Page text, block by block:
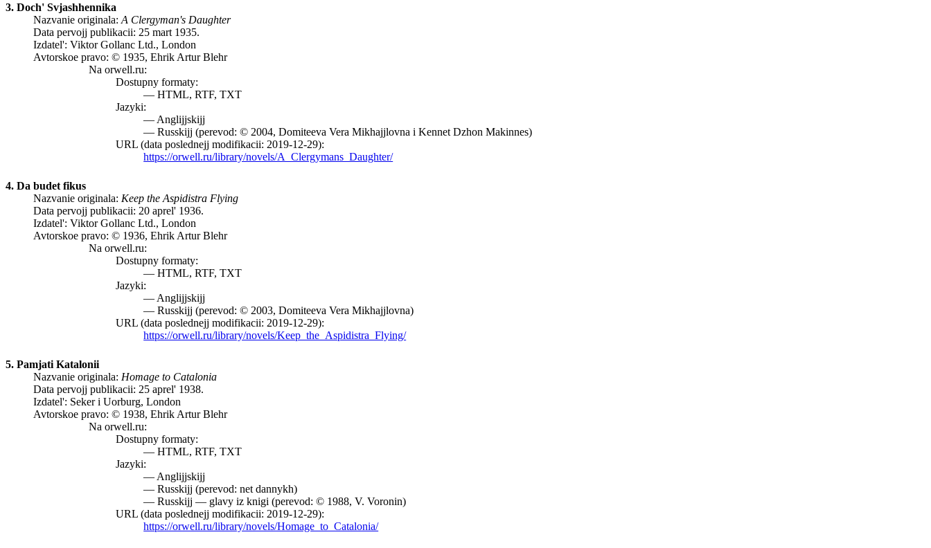
3. Doch' Svjashhennika
Nazvanie originala: A Clergyman's Daughter
Data pervojj publikacii: 25 mart 1935.
Izdatel': Viktor Gollanc Ltd., London
Avtorskoe pravo: © 1935, Ehrik Artur Blehr
Na orwell.ru:
Dostupny formaty:
— HTML, RTF, TXT
Jazyki:
— Anglijjskijj
— Russkijj (perevod: © 2004, Domiteeva Vera Mikhajjlovna i Kennet Dzhon Makinnes)
URL (data poslednejj modifikacii: 2019-12-29):
https://orwell.ru/library/novels/A_Clergymans_Daughter/
4. Da budet fikus
Nazvanie originala: Keep the Aspidistra Flying
Data pervojj publikacii: 20 aprel' 1936.
Izdatel': Viktor Gollanc Ltd., London
Avtorskoe pravo: © 1936, Ehrik Artur Blehr
Na orwell.ru:
Dostupny formaty:
— HTML, RTF, TXT
Jazyki:
— Anglijjskijj
— Russkijj (perevod: © 2003, Domiteeva Vera Mikhajjlovna)
URL (data poslednejj modifikacii: 2019-12-29):
https://orwell.ru/library/novels/Keep_the_Aspidistra_Flying/
5. Pamjati Katalonii
Nazvanie originala: Homage to Catalonia
Data pervojj publikacii: 25 aprel' 1938.
Izdatel': Seker i Uorburg, London
Avtorskoe pravo: © 1938, Ehrik Artur Blehr
Na orwell.ru:
Dostupny formaty:
— HTML, RTF, TXT
Jazyki:
— Anglijjskijj
— Russkijj (perevod: net dannykh)
— Russkijj — glavy iz knigi (perevod: © 1988, V. Voronin)
URL (data poslednejj modifikacii: 2019-12-29):
https://orwell.ru/library/novels/Homage_to_Catalonia/